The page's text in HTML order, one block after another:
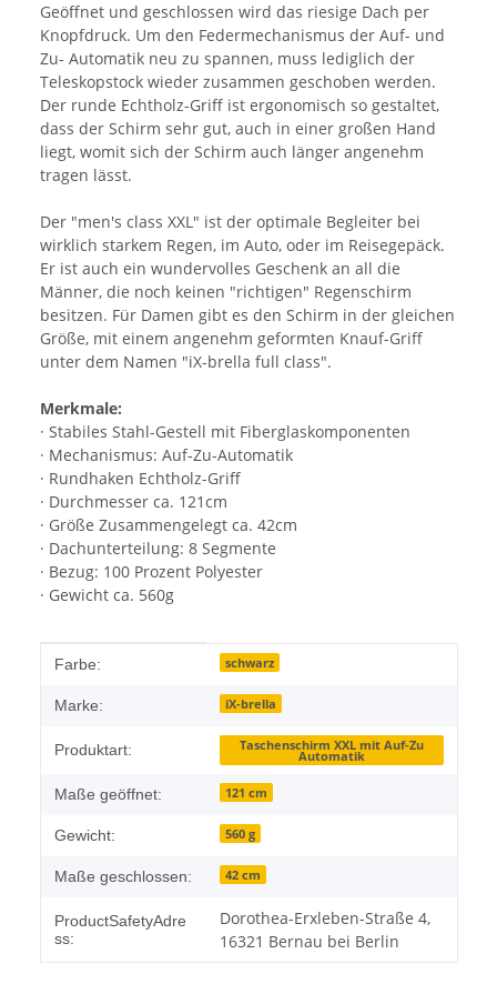
Geöffnet und geschlossen wird das riesige Dach per
Knopfdruck. Um den Federmechanismus der Auf- und
Zu- Automatik neu zu spannen, muss lediglich der
Teleskopstock wieder zusammen geschoben werden.
Der runde Echtholz-Griff ist ergonomisch so gestaltet,
dass der Schirm sehr gut, auch in einer großen Hand
liegt, womit sich der Schirm auch länger angenehm
tragen lässt.
Der "men's class XXL" ist der optimale Begleiter bei
wirklich starkem Regen, im Auto, oder im Reisegepäck.
Er ist auch ein wundervolles Geschenk an all die
Männer, die noch keinen "richtigen" Regenschirm
besitzen. Für Damen gibt es den Schirm in der gleichen
Größe, mit einem angenehm geformten Knauf-Griff
unter dem Namen "iX-brella full class".
Merkmale:
· Stabiles Stahl-Gestell mit Fiberglaskomponenten
· Mechanismus: Auf-Zu-Automatik
· Rundhaken Echtholz-Griff
· Durchmesser ca. 121cm
· Größe Zusammengelegt ca. 42cm
· Dachunterteilung: 8 Segmente
· Bezug: 100 Prozent Polyester
· Gewicht ca. 560g
Produkteigenschaft
Wert
Farbe: schwarz
Marke: iX-brella
Produktart: Taschenschirm XXL mit Auf-Zu
Automatik
Maße geöffnet: 121 cm
Gewicht: 560 g
Maße geschlossen: 42 cm
ProductSafetyAdre
ss:
Dorothea-Erxleben-Straße 4,
16321 Bernau bei Berlin